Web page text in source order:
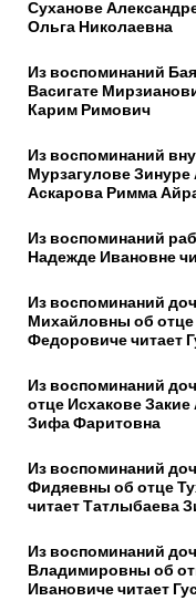
Суханове
Ольга Николаевна
Из воспоминаний
Васигате
Карим Римович
Из воспоминаний
Мурзагулове
Аскарова Римма
Из воспоминаний
Надежде Ивановне
Из воспоминаний
Михайловны об
Федоровиче читает
Из воспоминаний
отце Исхакове
Зифа Фаритовна
Из воспоминаний
Фидяевны об отце
читает Татлыбаева
Из воспоминаний
Владимировны об
Ивановиче читает